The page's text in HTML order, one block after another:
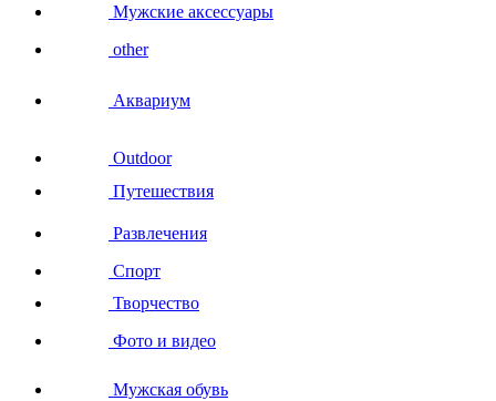
Мужские аксессуары
other
Аквариум
Outdoor
Путешествия
Развлечения
Спорт
Творчество
Фото и видео
Мужская обувь